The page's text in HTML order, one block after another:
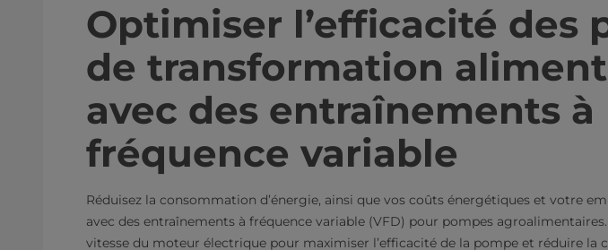
Optimiser l’efficacité des
de transformation
avec des entraînements à
fréquence variable
Réduisez la consommation d’énergie, ainsi que vos coûts énergétiques et votre
avec des entraînements à fréquence variable (VFD) pour pompes
vitesse du moteur électrique pour maximiser l’efficacité de la pompe et réduire la